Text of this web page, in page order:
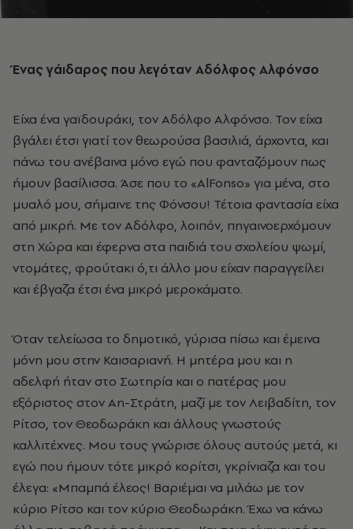
Ένας γάιδαρος που λεγόταν Αδόλφος Αλφόνσο
Είχα ένα γαϊδουράκι, τον Αδόλφο Αλφόνσο. Τον είχα
βγάλει έτσι γιατί τον θεωρούσα βασιλιά, άρχοντα, και
πάνω του ανέβαινα μόνο εγώ που φανταζόμουν πως
ήμουν βασίλισσα. Άσε που το «ΑlFonso» για μένα, στο
μυαλό μου, σήμαινε της Φόνσου! Τέτοια φαντασία είχα
από μικρή. Με τον Αδόλφο, λοιπόν, πηγαινοερχόμουν
στη Χώρα και έφερνα στα παιδιά του σχολείου ψωμί,
ντομάτες, φρούτακι ό,τι άλλο μου είχαν παραγγείλει
και έβγαζα έτσι ένα μικρό μεροκάματο.
Όταν τελείωσα το δημοτικό, γύρισα πίσω και έμεινα
μόνη μου στην Καισαριανή. Η μητέρα μου και η
αδελφή ήταν στο Σωτηρία και ο πατέρας μου
εξόριστος στον Αη-Στράτη, μαζί με τον Λειβαδίτη, τον
Ρίτσο, τον Θεοδωράκη και άλλους γνωστούς
καλλιτέχνες. Μου τους γνώρισε όλους αυτούς μετά, κι
εγώ που ήμουν τότε μικρό κορίτσι, γκρίνιαζα και του
έλεγα: «Μπαμπά έλεος! Βαριέμαι να μιλάω με τον
κύριο Ρίτσο και τον κύριο Θεοδωράκη. Έχω να κάνω